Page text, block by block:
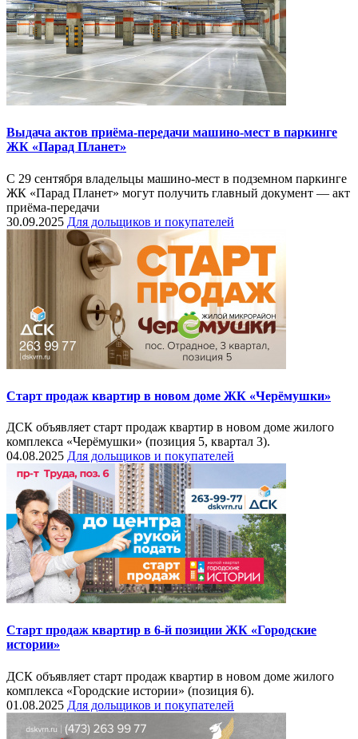
Выдача актов приёма-передачи машино-мест в паркинге
ЖК «Парад Планет»
С 29 сентября владельцы машино-мест в подземном паркинге
ЖК «Парад Планет» могут получить главный документ — акт
приёма-передачи
30.09.2025 Для дольщиков и покупателей
Старт продаж квартир в новом доме ЖК «Черёмушки»
ДСК объявляет старт продаж квартир в новом доме жилого
комплекса «Черёмушки» (позиция 5, квартал 3).
04.08.2025 Для дольщиков и покупателей
Старт продаж квартир в 6-й позиции ЖК «Городские
истории»
ДСК объявляет старт продаж квартир в новом доме жилого
комплекса «Городские истории» (позиция 6).
01.08.2025 Для дольщиков и покупателей